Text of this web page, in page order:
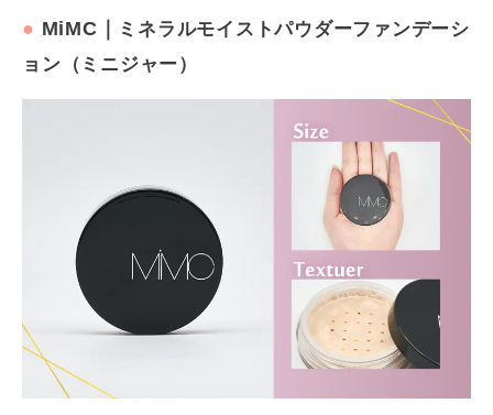
https://onlineshop.rmkrmk.com
ク、マイカ、酸化チタン、酸化亜鉛、酸化鉄
● MiMC｜
ミネラルモイストパウダーファンデーシ
ョン（ミニジャー）